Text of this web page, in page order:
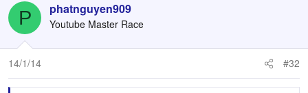
P phatnguyen909
Youtube Master Race
14/1/14 #32